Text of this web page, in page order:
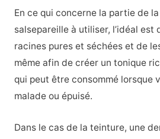
En ce qui concerne la partie de
salsepareille à utiliser, l’idéal est
racines pures et séchées et de
même afin de créer un tonique
qui peut être consommé lorsque
malade ou épuisé.
Dans le cas de la teinture, une